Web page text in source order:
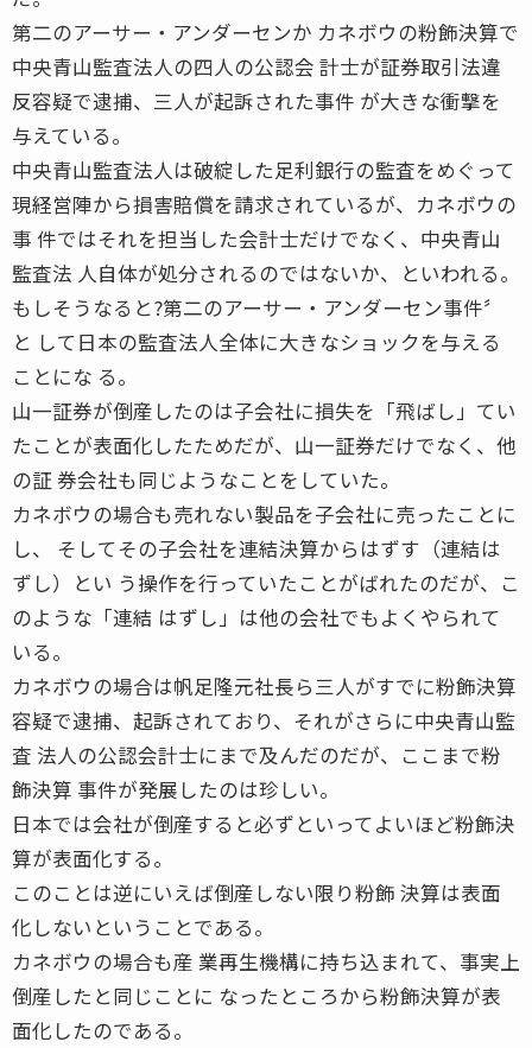
第二のアーサー・アンダーセンか カネボウの粉飾決算で
中央青山監査法人の四人の公認会 計士が証券取引法違
反容疑で逮捕、三人が起訴された事件 が大きな衝撃を
与えている。
中央青山監査法人は破綻した足利銀行の監査をめぐって
現経営陣から損害賠償を請求されているが、カネボウの
事 件ではそれを担当した会計士だけでなく、中央青山
監査法 人自体が処分されるのではないか、といわれる。
もしそうなると?第二のアーサー・アンダーセン事件〞
と して日本の監査法人全体に大きなショックを与える
ことにな る。
山一証券が倒産したのは子会社に損失を「飛ばし」てい
たことが表面化したためだが、山一証券だけでなく、他
の証 券会社も同じようなことをしていた。
カネボウの場合も売れない製品を子会社に売ったことに
し、 そしてその子会社を連結決算からはずす（連結は
ずし）とい う操作を行っていたことがばれたのだが、こ
のような「連結 はずし」は他の会社でもよくやられて
いる。
カネボウの場合は帆足隆元社長ら三人がすでに粉飾決算
容疑で逮捕、起訴されており、それがさらに中央青山監
査 法人の公認会計士にまで及んだのだが、ここまで粉
飾決算 事件が発展したのは珍しい。
日本では会社が倒産すると必ずといってよいほど粉飾決
算が表面化する。
このことは逆にいえば倒産しない限り粉飾 決算は表面
化しないということである。
カネボウの場合も産 業再生機構に持ち込まれて、事実上
倒産したと同じことに なったところから粉飾決算が表
面化したのである。